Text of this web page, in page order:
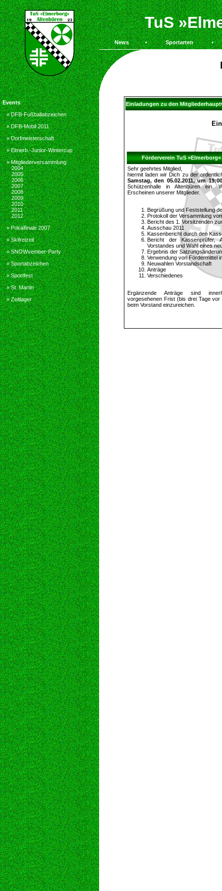
Events
» DFB-Fußballabzeichen
» DFB-Mobil 2011
» Dorfmeisterschaft
» Elmerb.-Junior-Wintercup
» Mitgliederversammlung
2004
2005
2006
2007
2008
2009
2010
2011
2012
» Pokalfinale 2007
» Skifreizeit
» SNOWvember-Party
» Sportabzeichen
» Sportfest
» St. Martin
» Zeltlager
TuS
News • Sportarten •
Einladungen zu den
Förderverein TuS
Sehr geehrtes Mitglied,
hiermit laden wir Dich zu der
Samstag, den 05.02.2011, um
Schützenhalle in Altenbüren ein.
Erscheinen unserer Mitglieder.
Begrüßung und Feststellung
Protokoll der Versammlung
Bericht des 1. Vorsitzenden
Ausschau 2011
Kassenbericht durch den
Bericht der Kassenprüfer,
Vorstandes und Wahl eines
Ergebnis der
Verwendung von Fördermittel
Neuwahlen Vorstandschaft
Anträge
Verschiedenes
Ergänzende Anträge sind
vorgesehenen Frist (bis drei Tage
beim Vorstand einzureichen.